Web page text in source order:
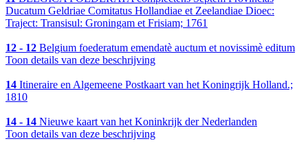
Ducatum Geldriae Comitatus Hollandiae et Zeelandiae Dioec:
Traject: Transisul: Groningam et Frisiam; 1761
12 - 12 Belgium foederatum emendatè auctum et novissimè editum
Toon details van deze beschrijving
14 Itineraire en Algemeene Postkaart van het Koningrijk Holland.;
1810
14 - 14 Nieuwe kaart van het Koninkrijk der Nederlanden
Toon details van deze beschrijving